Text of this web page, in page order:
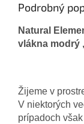
Podrobný
Natural
vlákna modrý
Žijeme v
V niektorých
prípadoch